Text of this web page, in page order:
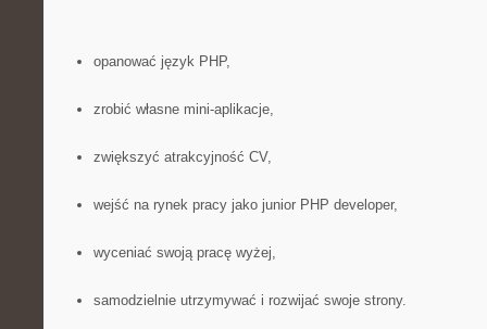
opanować język PHP,
zrobić własne mini-aplikacje,
zwiększyć atrakcyjność CV,
wejść na rynek pracy jako junior PHP developer,
wyceniać swoją pracę wyżej,
samodzielnie utrzymywać i rozwijać swoje strony.